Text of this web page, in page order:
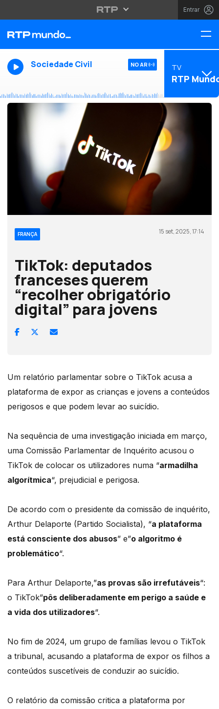
Entrar
Sociedade Civil NO AR TV
RTP
FRANÇA 15 set, 2025, 17:14
TikTok: deputados
franceses querem
“recolher obrigatório
digital” para jovens
Um relatório parlamentar sobre o TikTok acusa a
plataforma de expor as crianças e jovens a conteúdos
perigosos e que podem levar ao suicídio.
Na sequência de uma investigação iniciada em março,
uma Comissão Parlamentar de Inquérito acusou o
TikTok de colocar os utilizadores numa “armadilha
algorítmica“, prejudicial e perigosa.
De acordo com o presidente da comissão de inquérito,
Arthur Delaporte (Partido Socialista), “a plataforma
está consciente dos abusos” e”o algoritmo é
problemático“.
Para Arthur Delaporte,”as provas são irrefutáveis“:
o TikTok”pôs deliberadamente em perigo a saúde e
a vida dos utilizadores“.
No fim de 2024, um grupo de famílias levou o TikTok
a tribunal, acusando a plataforma de expor os filhos a
conteúdos suscetíveis de conduzir ao suicídio.
O relatório da comissão critica a plataforma por